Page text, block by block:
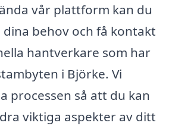
vår plattform kan du
behov och få kontakt
hantverkare som har
i Björke. Vi
processen så att du kan
viktiga aspekter av ditt